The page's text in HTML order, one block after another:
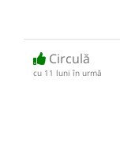
Circulă
cu 11 luni în urmă